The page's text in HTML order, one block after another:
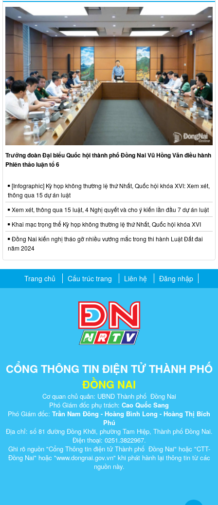
Trưởng đoàn Đại biểu Quốc hội thành phố Đồng Nai Vũ Hồng Văn điều hành
Phiên thảo luận tổ 6
[Infographic] Kỳ họp không thường lệ thứ Nhất, Quốc hội khóa XVI: Xem xét,
thông qua 15 dự án luật
Xem xét, thông qua 15 luật, 4 Nghị quyết và cho ý kiến lần đầu 7 dự án luật
Khai mạc trọng thể Kỳ họp không thường lệ thứ Nhất, Quốc hội khóa XVI
Đồng Nai kiến nghị tháo gỡ nhiều vướng mắc trong thi hành Luật Đất đai
năm 2024
Trang chủ Cấu trúc trang Liên hệ Đăng nhập
CỔNG THÔNG TIN ĐIỆN TỬ THÀNH PHỐ
ĐỒNG NAI
Cơ quan chủ quản: UBND Thành phố Đồng Nai
Phó Giám đốc phụ trách: Cao Quốc Sang
Phó Giám đốc: Trần Nam Đông - Hoàng Bình Long - Hoàng Thị Bích
Phú
Địa chỉ: số 81 đường Đồng Khởi, phường Tam Hiệp, Thành phố Đồng Nai.
Điện thoại: 0251.3822967.
Ghi rõ nguồn "Cổng Thông tin điện tử Thành phố Đồng Nai" hoặc "CTT-
Đồng Nai" hoặc "www.dongnai.g​ov.vn" khi ​phát hành lại thông tin từ các
nguồn này.​